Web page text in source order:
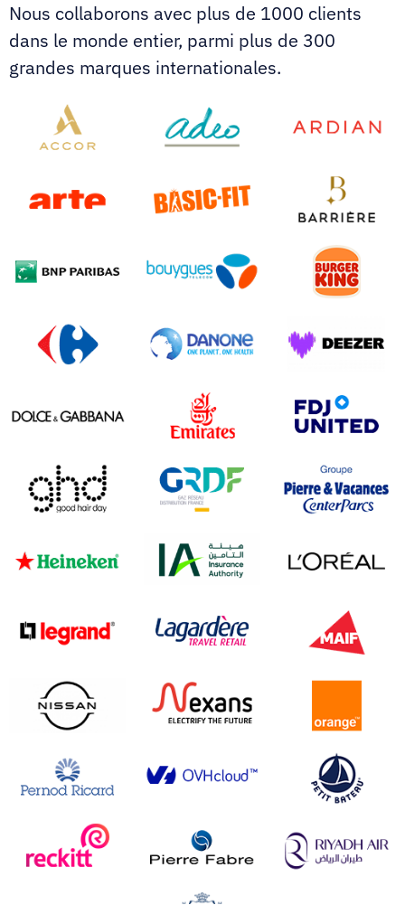
Nous collaborons avec plus de 1000 clients
dans le monde entier, parmi plus de 300
grandes marques internationales.